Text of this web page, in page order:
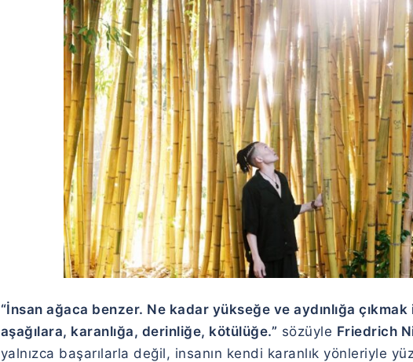
“İnsan ağaca benzer. Ne kadar yükseğe ve aydınlığa
aşağılara, karanlığa, derinliğe, kötülüğe.” sözüyle Friedrich
yalnızca başarılarla değil, insanın kendi karanlık yönleriyle